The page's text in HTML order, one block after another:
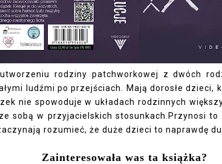
rodziny patchworkowej z dwóch
ludźmi po przejściach. Mają dorosłe dzieci,
nie spowoduje w układach rodzinnych
sobą w przyjacielskich stosunkach.Przynosi
rozumieć, że duże dzieci to naprawdę
Zainteresowała was ta książka?